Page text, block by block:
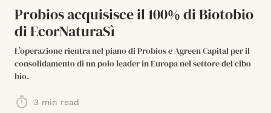
Probios acquisisce il 100% di Biotobio
di EcorNaturaSì
L’operazione rientra nel piano di Probios e Agreen Capital per il
consolidamento di un polo leader in Europa nel settore del cibo
bio.
3 min read